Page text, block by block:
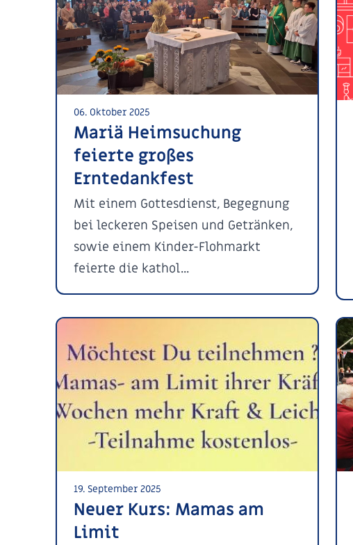
06. Oktober 2025
Mariä Heimsuchung
feierte großes
Erntedankfest
Mit einem Gottesdienst, Begegnung
bei leckeren Speisen und Getränken,
sowie einem Kinder-Flohmarkt
feierte die kathol...
19. September 2025
Neuer Kurs: Mamas am
Limit